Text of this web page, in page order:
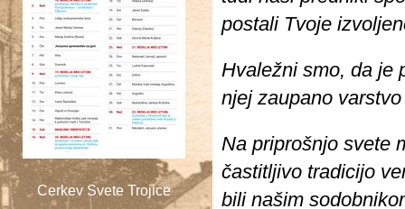
Cerkev Svete Trojice
postali Tvoje
Hvaležni smo, da je
njej zaupano
Na priprošnjo svete
častitljivo tradicijo
bili našim